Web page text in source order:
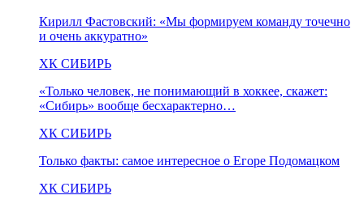
Кирилл Фастовский: «Мы формируем команду точечно
и очень аккуратно»
ХК СИБИРЬ
«Только человек, не понимающий в хоккее, скажет:
«Сибирь» вообще бесхарактерно…
ХК СИБИРЬ
Только факты: самое интересное о Егоре Подомацком
ХК СИБИРЬ